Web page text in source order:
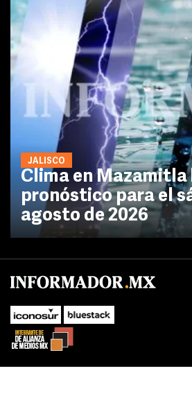
JALISCO
Clima en Mazamitla
pronóstico para el
agosto de 2026